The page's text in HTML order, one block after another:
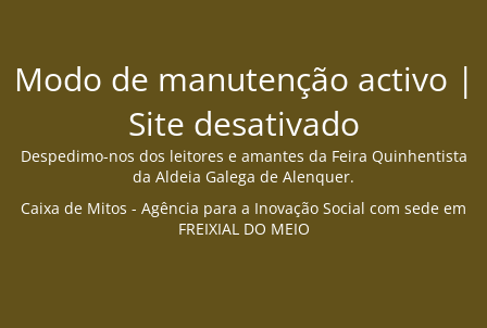
Modo de manutenção activo |
Site desativado
Despedimo-nos dos leitores e amantes da Feira Quinhentista
da Aldeia Galega de Alenquer.
Caixa de Mitos - Agência para a Inovação Social com sede em
FREIXIAL DO MEIO